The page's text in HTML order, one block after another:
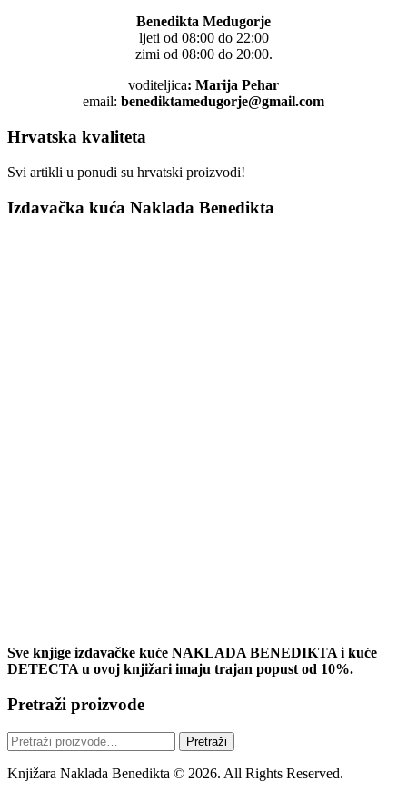
Benedikta Medugorje
ljeti od 08:00 do 22:00
zimi od 08:00 do 20:00.
voditeljica: Marija Pehar
email: benediktamedugorje@gmail.com
Hrvatska kvaliteta
Svi artikli u ponudi su hrvatski proizvodi!
Izdavačka kuća Naklada Benedikta
Sve knjige izdavačke kuće NAKLADA BENEDIKTA i kuće
DETECTA u ovoj knjižari imaju trajan popust od 10%.
Pretraži proizvode
Pretraži: Pretraži
Knjižara Naklada Benedikta © 2026. All Rights Reserved.